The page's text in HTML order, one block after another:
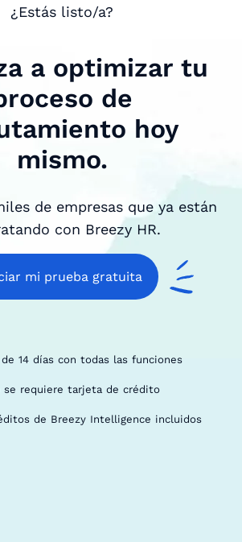
¿Estás listo/a?
a optimizar tu
de
hoy
mismo.
de empresas que ya están
con Breezy HR.
mi prueba gratuita
de 14 días con todas las funciones
se requiere tarjeta de crédito
de Breezy Intelligence incluidos